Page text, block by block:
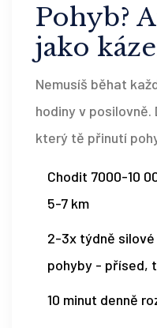
Pohyb?
jako
Nemusíš běhat
hodiny v
který tě přinutí
Chodit 7000-10
5-7 km
2-3x týdně
pohyby - přísed,
10 minut denně